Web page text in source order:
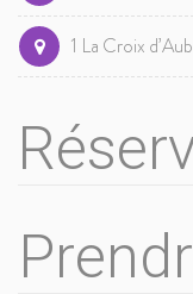
1 La Croix